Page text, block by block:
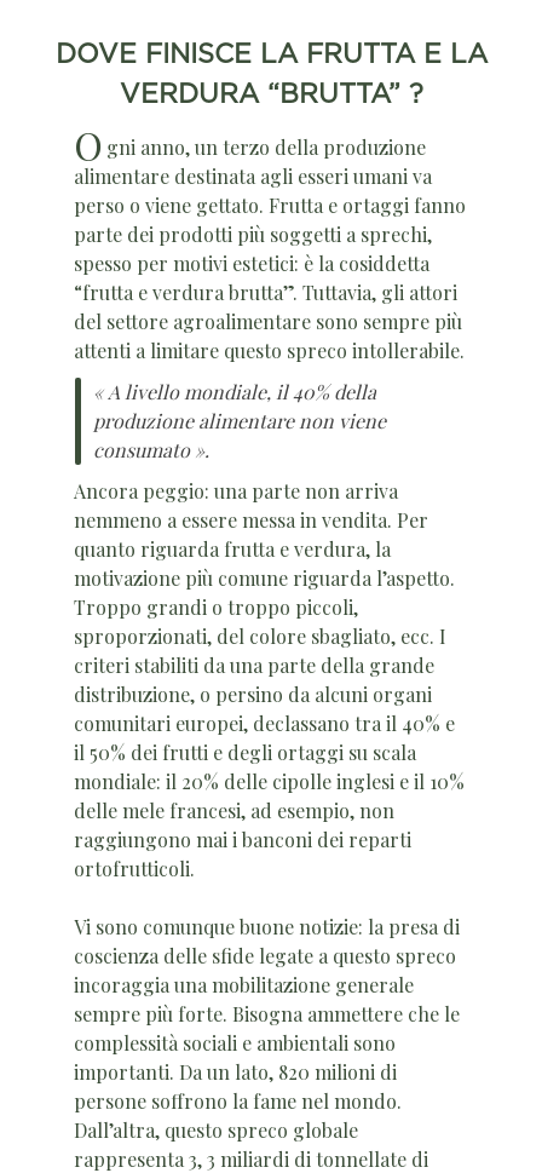
DOVE FINISCE LA FRUTTA E LA
VERDURA “BRUTTA” ?
O gni anno, un terzo della produzione
alimentare destinata agli esseri umani va
perso o viene gettato. Frutta e ortaggi fanno
parte dei prodotti più soggetti a sprechi,
spesso per motivi estetici: è la cosiddetta
“frutta e verdura brutta”. Tuttavia, gli attori
del settore agroalimentare sono sempre più
attenti a limitare questo spreco intollerabile.
« A livello mondiale, il 40% della
produzione alimentare non viene
consumato ».
Ancora peggio: una parte non arriva
nemmeno a essere messa in vendita. Per
quanto riguarda frutta e verdura, la
motivazione più comune riguarda l’aspetto.
Troppo grandi o troppo piccoli,
sproporzionati, del colore sbagliato, ecc. I
criteri stabiliti da una parte della grande
distribuzione, o persino da alcuni organi
comunitari europei, declassano tra il 40% e
il 50% dei frutti e degli ortaggi su scala
mondiale: il 20% delle cipolle inglesi e il 10%
delle mele francesi, ad esempio, non
raggiungono mai i banconi dei reparti
ortofrutticoli.
Vi sono comunque buone notizie: la presa di
coscienza delle sfide legate a questo spreco
incoraggia una mobilitazione generale
sempre più forte. Bisogna ammettere che le
complessità sociali e ambientali sono
importanti. Da un lato, 820 milioni di
persone soffrono la fame nel mondo.
Dall’altra, questo spreco globale
rappresenta 3, 3 miliardi di tonnellate di